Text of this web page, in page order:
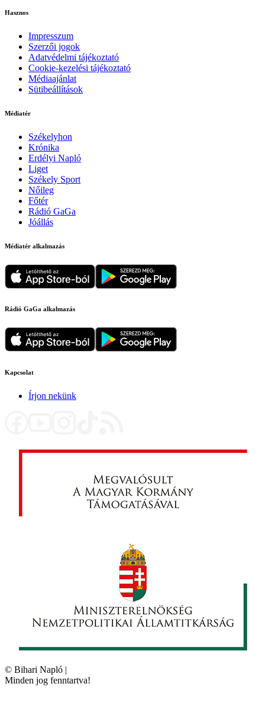
Hasznos
Impresszum
Szerzői jogok
Adatvédelmi tájékoztató
Cookie-kezelési tájékoztató
Médiaajánlat
Sütibeállítások
Médiatér
Székelyhon
Krónika
Erdélyi Napló
Liget
Székely Sport
Nőileg
Főtér
Rádió GaGa
Jóállás
Médiatér alkalmazás
Rádió GaGa alkalmazás
Kapcsolat
Írjon nekünk
© Bihari Napló |
Minden jog fenntartva!